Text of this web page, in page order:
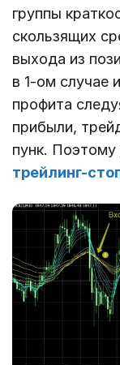
группы
скользящих
выхода из
в 1-ом случае
профита
прибыли,
пунк. Поэтому
трейлинг-